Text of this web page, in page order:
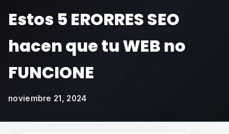
Estos 5 ERORRES SEO
hacen que tu WEB no
FUNCIONE
noviembre 21, 2024